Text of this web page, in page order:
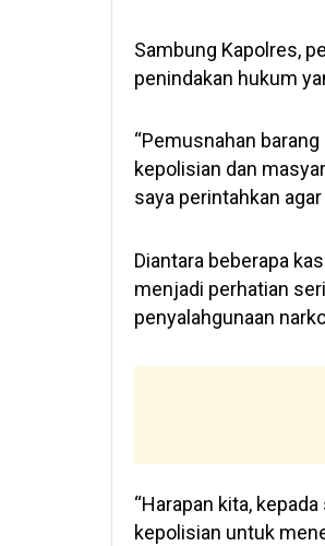
Sambung Kapolres,
penindakan hukum
“Pemusnahan
kepolisian dan
saya perintahkan
Diantara beberapa
menjadi perhatian
penyalahgunaan
“Harapan kita,
kepolisian untuk